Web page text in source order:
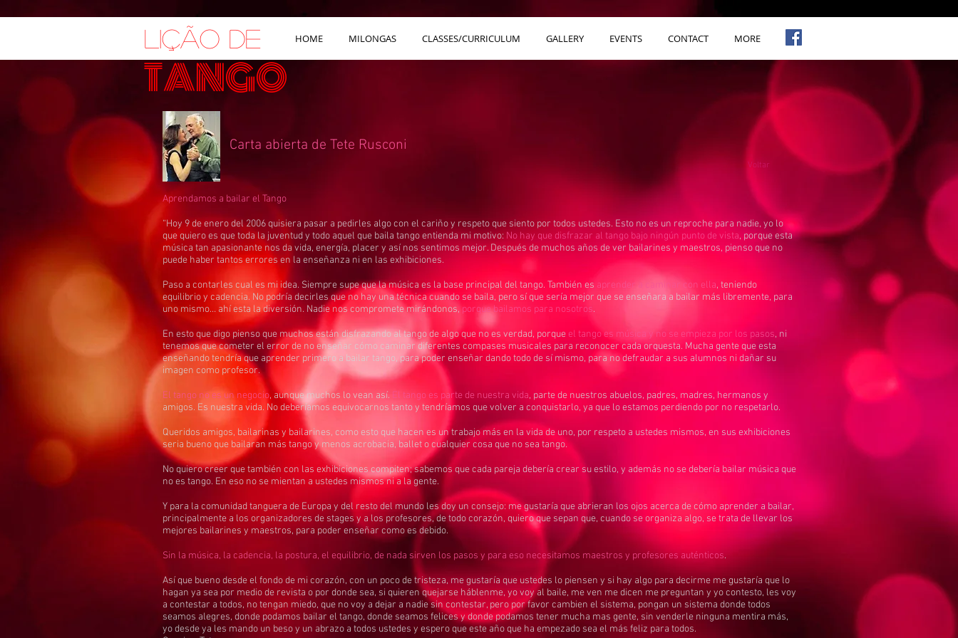
HOME MILONGAS CLASSES/CURRICULUM GALLERY EVENTS CONTACT MORE
LIÇÃO DE
TANGO
Carta abierta de Tete Rusconi
Voltar
Aprendamos a bailar el Tango
“Hoy 9 de enero del 2006 quisiera pasar a pedirles algo con el cariño y respeto que siento por todos ustedes. Esto no es un reproche para nadie, yo lo
que quiero es que toda la juventud y todo aquel que baila tango entienda mi motivo: No hay que disfrazar al tango bajo ningún punto de vista, porque esta
música tan apasionante nos da vida, energía, placer y así nos sentimos mejor. Después de muchos años de ver bailarines y maestros, pienso que no
puede haber tantos errores en la enseñanza ni en las exhibiciones.
Paso a contarles cual es mi idea. Siempre supe que la música es la base principal del tango. También es aprender a caminar con ella, teniendo
equilibrio y cadencia. No podría decirles que no hay una técnica cuando se baila, pero sí que sería mejor que se enseñara a bailar más libremente, para
uno mismo… ahí esta la diversión. Nadie nos compromete mirándonos,porque bailamos para nosotros.
En esto que digo pienso que muchos están disfrazando al tango de algo que no es verdad, porque el tango es música y no se empieza por los pasos, ni
tenemos que cometer el error de no enseñar cómo caminar diferentes compases musicales para reconocer cada orquesta. Mucha gente que esta
enseñando tendría que aprender primero a bailar tango, para poder enseñar dando todo de sí mismo, para no defraudar a sus alumnos ni dañar su
imagen como profesor.
El tango no es un negocio, aunque muchos lo vean así. El tango es parte de nuestra vida, parte de nuestros abuelos, padres, madres, hermanos y
amigos. Es nuestra vida. No deberíamos equivocarnos tanto y tendríamos que volver a conquistarlo, ya que lo estamos perdiendo por no respetarlo.
Queridos amigos, bailarinas y bailarines, como esto que hacen es un trabajo más en la vida de uno, por respeto a ustedes mismos, en sus exhibiciones
seria bueno que bailaran más tango y menos acrobacia, ballet o cualquier cosa que no sea tango.
No quiero creer que también con las exhibiciones compiten; sabemos que cada pareja debería crear su estilo, y además no se debería bailar música que
no es tango. En eso no se mientan a ustedes mismos ni a la gente.
Y para la comunidad tanguera de Europa y del resto del mundo les doy un consejo: me gustaría que abrieran los ojos acerca de cómo aprender a bailar,
principalmente a los organizadores de stages y a los profesores, de todo corazón, quiero que sepan que, cuando se organiza algo, se trata de llevar los
mejores bailarines y maestros, para poder enseñar como es debido.
Sin la música, la cadencia, la postura, el equilibrio, de nada sirven los pasos y para eso necesitamos maestros y profesores auténticos.
Así que bueno desde el fondo de mi corazón, con un poco de tristeza, me gustaría que ustedes lo piensen y si hay algo para decirme me gustaría que lo
hagan ya sea por medio de revista o por donde sea, si quieren quejarse háblenme, yo voy al baile, me ven me dicen me preguntan y yo contesto, les voy
a contestar a todos, no tengan miedo, que no voy a dejar a nadie sin contestar, pero por favor cambien el sistema, pongan un sistema donde todos
seamos alegres, donde podamos bailar el tango, donde seamos felices y donde podamos tener mucha mas gente, sin venderle ninguna mentira más,
yo desde ya les mando un beso y un abrazo a todos ustedes y espero que este año que ha empezado sea el más feliz para todos.